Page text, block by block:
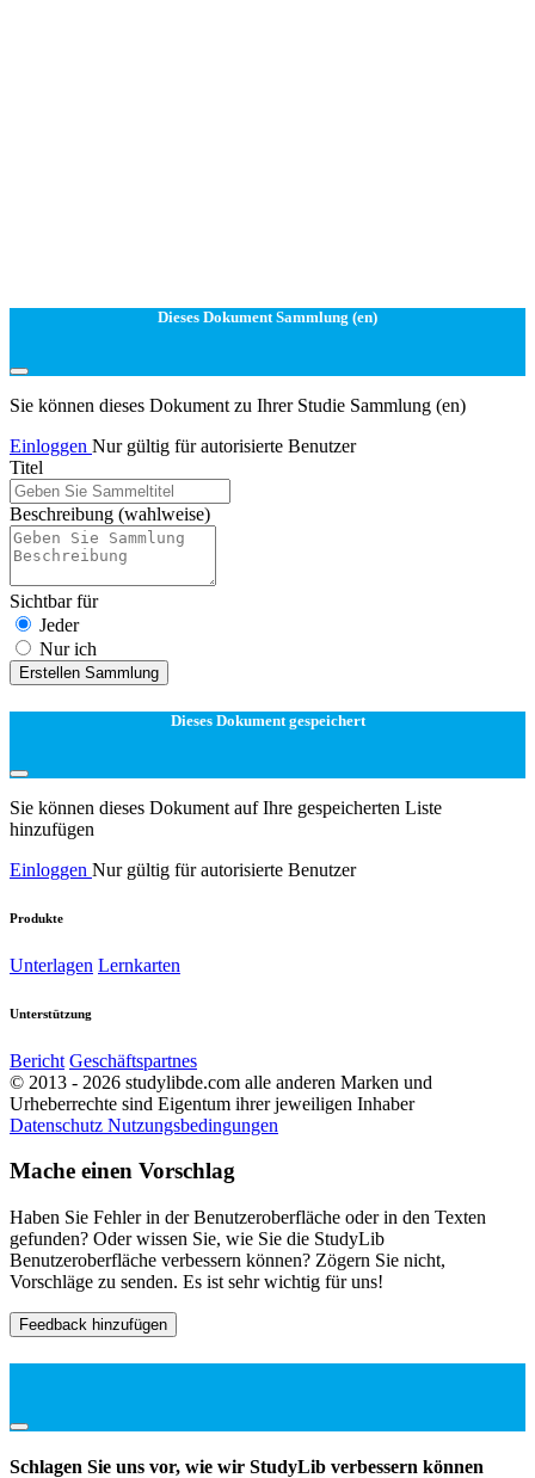
Dieses Dokument Sammlung (en)
Sie können dieses Dokument zu Ihrer Studie Sammlung (en)
Einloggen Nur gültig für autorisierte Benutzer
Titel
Beschreibung (wahlweise)
Sichtbar für
Jeder
Nur ich
Erstellen Sammlung
Dieses Dokument gespeichert
Sie können dieses Dokument auf Ihre gespeicherten Liste
hinzufügen
Einloggen Nur gültig für autorisierte Benutzer
Produkte
Unterlagen Lernkarten
Unterstützung
Bericht Geschäftspartnes
© 2013 - 2026 studylibde.com alle anderen Marken und
Urheberrechte sind Eigentum ihrer jeweiligen Inhaber
Datenschutz Nutzungsbedingungen
Mache einen Vorschlag
Haben Sie Fehler in der Benutzeroberfläche oder in den Texten
gefunden? Oder wissen Sie, wie Sie die StudyLib
Benutzeroberfläche verbessern können? Zögern Sie nicht,
Vorschläge zu senden. Es ist sehr wichtig für uns!
Feedback hinzufügen
Schlagen Sie uns vor, wie wir StudyLib verbessern können